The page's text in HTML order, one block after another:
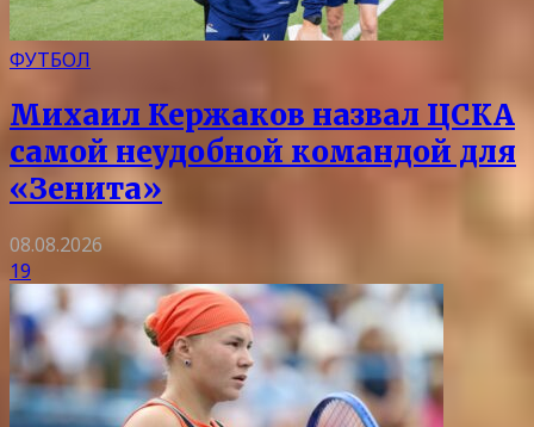
ФУТБОЛ
Михаил Кержаков назвал ЦСКА
самой неудобной командой для
«Зенита»
08.08.2026
19